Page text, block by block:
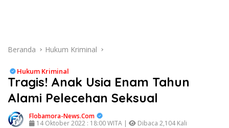
Beranda Hukum Kriminal
Hukum Kriminal
Tragis! Anak Usia Enam Tahun
Alami Pelecehan Seksual
Flobamora-News.Com
14 Oktober 2022 : 18:00 WITA |
Dibaca 2,104 Kali